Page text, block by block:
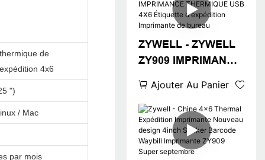
Étiquette
d'expédition
Imprimante de
bureau 4
d'étiquette
ZYWELL - ZYWELL
ZY909 IMPRIMANCE
4X6 Étiquette
d'expédition
Imprimante de
bureau
Ajouter Au Panier
de
4x6
")
/ Mac
par mois